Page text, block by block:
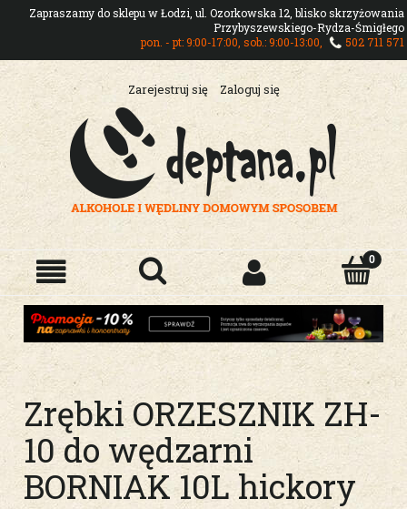
Zapraszamy do sklepu w Łodzi, ul. Ozorkowska 12, blisko skrzyżowania
Przybyszewskiego-Rydza-Śmigłego
pon. - pt: 9:00-17:00, sob.: 9:00-13:00,
502 711 571
Zarejestruj się Zaloguj się
Zrębki ORZESZNIK ZH-
10 do wędzarni
BORNIAK 10L hickory